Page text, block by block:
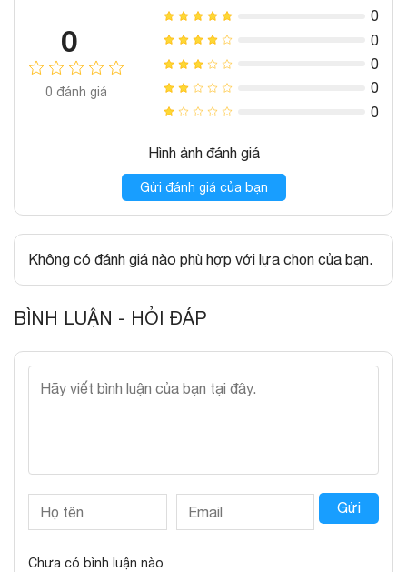
0
0 đánh giá
0
0
0
0
0
Hình ảnh đánh giá
Gửi đánh giá của bạn
Không có đánh giá nào phù hợp với lựa chọn của bạn.
BÌNH LUẬN - HỎI ĐÁP
Gửi
Chưa có bình luận nào